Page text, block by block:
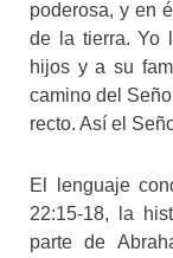
poderosa, y en
de la tierra. Yo
hijos y a su
camino del
recto. Así el
El lenguaje
22:15-18, la
parte de